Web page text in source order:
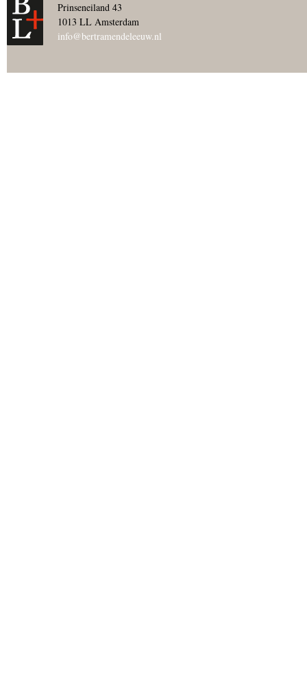
Prinseneiland 43
1013 LL Amsterdam
info@bertramendeleeuw.nl